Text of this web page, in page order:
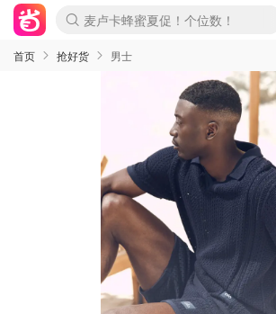
麦卢卡蜂蜜夏促！个位数！
Prada/Miu 4.8折！
啥？必胜客披萨5折！
首页 抢好货 男士